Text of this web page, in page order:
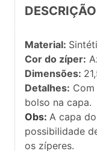
Material:
Cor do zíper:
Dimensões:
Detalhes:
bolso na capa.
Obs: A capa
possibilidade
os zíperes.